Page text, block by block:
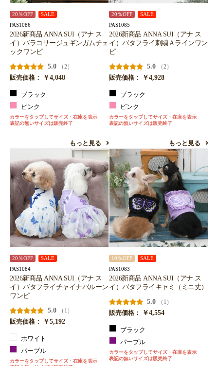
20％OFF SALE
PAS1086
2026新商品 ANNA SUI（アナ ス
イ）バラコサージュギンガムチェ
ックワンピ
5.0
（2）
販売価格：
￥4,048
ブラック
ピンク
カラーをタップしてサイズ・在庫を表示
表記の無いサイズは販売終了
もっと見る
20％OFF SALE
PAS1085
2026新商品 ANNA SUI（アナ ス
イ）バタフライ刺繍Ａラインワン
ピ
5.0
（2）
販売価格：
￥4,928
ブラック
ピンク
カラーをタップしてサイズ・在庫を表示
表記の無いサイズは販売終了
もっと見る
20％OFF SALE
PAS1084
2026新商品 ANNA SUI（アナ ス
イ）バタフライチャイナバルーン
ワンピ
5.0
（1）
販売価格：
￥5,192
ホワイト
パープル
カラーをタップしてサイズ・在庫を表示
10％OFF SALE
PAS1083
2026新商品 ANNA SUI（アナ ス
イ）バタフライキャミ（ミニ丈）
5.0
（1）
販売価格：
￥4,554
ブラック
パープル
カラーをタップしてサイズ・在庫を表示
表記の無いサイズは販売終了